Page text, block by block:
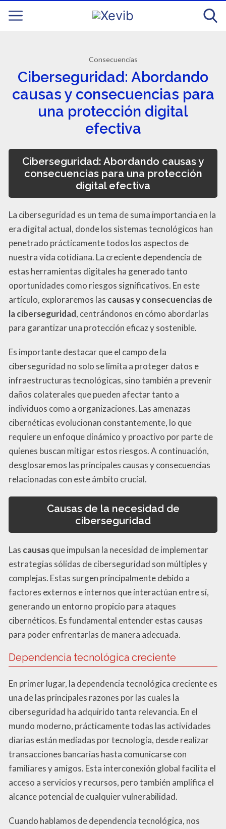
Consecuencias
Ciberseguridad: Abordando
causas y consecuencias para
una protección digital
efectiva
Ciberseguridad: Abordando causas y
consecuencias para una protección
digital efectiva
La ciberseguridad es un tema de suma importancia en la
era digital actual, donde los sistemas tecnológicos han
penetrado prácticamente todos los aspectos de
nuestra vida cotidiana. La creciente dependencia de
estas herramientas digitales ha generado tanto
oportunidades como riesgos significativos. En este
artículo, exploraremos las causas y consecuencias de
la ciberseguridad, centrándonos en cómo abordarlas
para garantizar una protección eficaz y sostenible.
Es importante destacar que el campo de la
ciberseguridad no solo se limita a proteger datos e
infraestructuras tecnológicas, sino también a prevenir
daños colaterales que pueden afectar tanto a
individuos como a organizaciones. Las amenazas
cibernéticas evolucionan constantemente, lo que
requiere un enfoque dinámico y proactivo por parte de
quienes buscan mitigar estos riesgos. A continuación,
desglosaremos las principales causas y consecuencias
relacionadas con este ámbito crucial.
Causas de la necesidad de
ciberseguridad
Las causasque impulsan la necesidad de implementar
estrategias sólidas de ciberseguridad son múltiples y
complejas. Estas surgen principalmente debido a
factores externos e internos que interactúan entre sí,
generando un entorno propicio para ataques
cibernéticos. Es fundamental entender estas causas
para poder enfrentarlas de manera adecuada.
Dependencia tecnológica creciente
En primer lugar, la dependencia tecnológica creciente es
una de las principales razones por las cuales la
ciberseguridad ha adquirido tanta relevancia. En el
mundo moderno, prácticamente todas las actividades
diarias están mediadas por tecnología, desde realizar
transacciones bancarias hasta comunicarse con
familiares y amigos. Esta interconexión global facilita el
acceso a servicios y recursos, pero también amplifica el
alcance potencial de cualquier vulnerabilidad.
Cuando hablamos de dependencia tecnológica, nos